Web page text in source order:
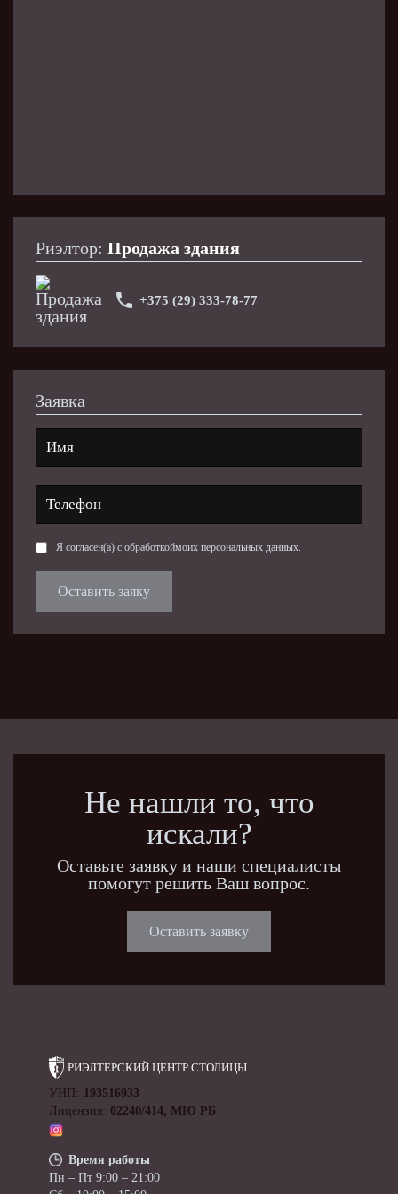
Риэлтор: Продажа здания
+375 (29) 333-78-77
Заявка
Я согласен(а) с обработкоймоих персональных данных.
Оставить заяку
Не нашли то, что
искали?
Оставьте заявку и наши специалисты
помогут решить Ваш вопрос.
Оставить заявку
РИЭЛТЕРСКИЙ ЦЕНТР СТОЛИЦЫ
УНП: 193516933
Лицензия: 02240/414, МЮ РБ
Время работы
Пн – Пт 9:00 – 21:00